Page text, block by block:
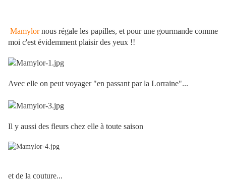
Mamylornous régale les papilles, et pour une gourmande comme
moi c'est évidemment plaisir des yeux !!
Avec elle on peut voyager "en passant par la Lorraine"...
Il y aussi des fleurs chez elle à toute saison
et de la couture...